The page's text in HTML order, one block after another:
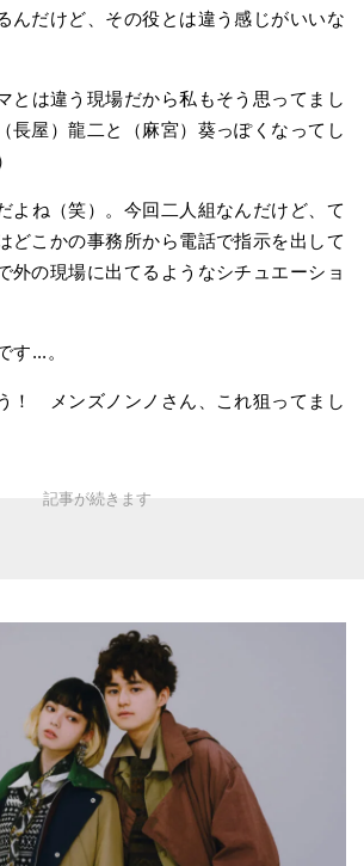
んだけど、その役とは違う感じがいいな
とは違う現場だから私もそう思ってまし
長屋）龍二と（麻宮）葵っぽくなってし
よね（笑）。今回二人組なんだけど、て
どこかの事務所から電話で指示を出して
外の現場に出てるようなシチュエーショ
...。
！ メンズノンノさん、これ狙ってまし